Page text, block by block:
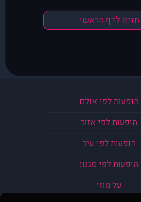
חזרה לדף הראשי
הופעות לפי אולם
הופעות לפי אזור
הופעות לפי עיר
הופעות לפי סגנון
על מוזי